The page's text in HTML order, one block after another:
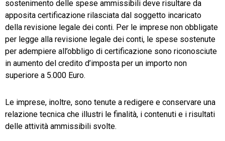
sostenimento delle spese ammissibili deve risultare da
apposita certificazione rilasciata dal soggetto incaricato
della revisione legale dei conti. Per le imprese non obbligate
per legge alla revisione legale dei conti, le spese sostenute
per adempiere all’obbligo di certificazione sono riconosciute
in aumento del credito d’imposta per un importo non
superiore a 5.000 Euro.
Le imprese, inoltre, sono tenute a redigere e conservare una
relazione tecnica che illustri le finalità, i contenuti e i risultati
delle attività ammissibili svolte.